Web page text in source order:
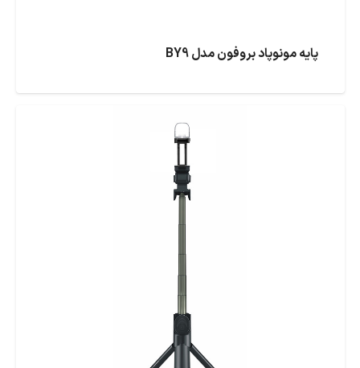
پایه مونوپاد بروفون مدل BY9